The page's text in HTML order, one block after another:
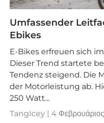
Umfassender
Ebikes
E-Bikes erfreuen sich
Dieser Trend startete
Tendenz steigend. Die
der Motorleistung ab.
250 Watt...
TangIcey | 4